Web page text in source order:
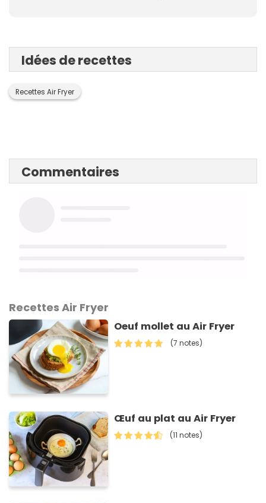
Idées de recettes
Recettes Air Fryer
Commentaires
Recettes Air Fryer
Oeuf mollet au Air Fryer
(7 notes)
Œuf au plat au Air Fryer
(11 notes)